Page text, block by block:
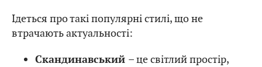
Ідеться про такі популярні стилі, що не
втрачають актуальності:
Скандинавський – це світлий простір,